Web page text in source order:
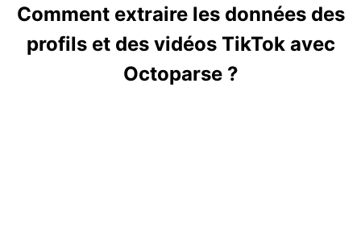
Comment extraire les données des
profils et des vidéos TikTok avec
Octoparse ?